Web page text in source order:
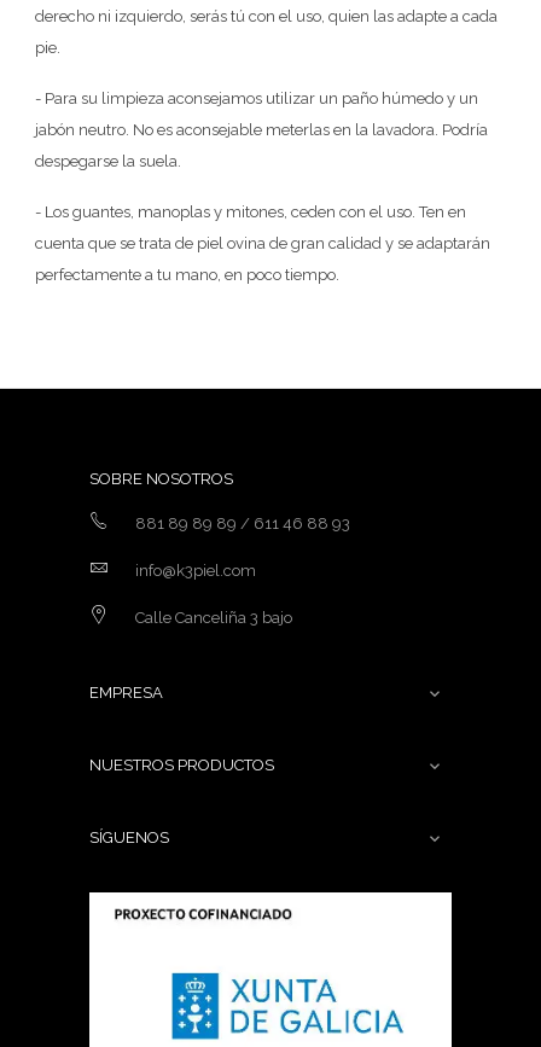
derecho ni izquierdo, serás tú con el uso, quien las adapte a cada
pie.
- Para su limpieza aconsejamos utilizar un paño húmedo y un
jabón neutro. No es aconsejable meterlas en la lavadora. Podría
despegarse la suela.
- Los guantes, manoplas y mitones, ceden con el uso. Ten en
cuenta que se trata de piel ovina de gran calidad y se adaptarán
perfectamente a tu mano, en poco tiempo.
SOBRE NOSOTROS
881 89 89 89 / 611 46 88 93
info@k3piel.com
Calle Canceliña 3 bajo
EMPRESA 
NUESTROS PRODUCTOS 
SÍGUENOS 